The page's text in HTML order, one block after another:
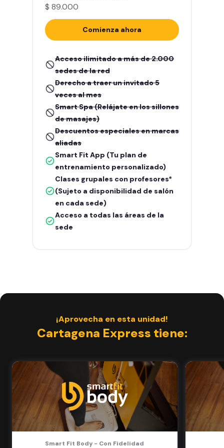
$ 89.000
Comienza ahora
Acceso ilimitado a más de 2.000
sedes de la red
Derecho a traer un invitado 5
veces al mes
Smart Spa (Relájate en los sillones
de masajes)
Descuentos especiales en marcas
aliadas
Smart Fit App (Tu plan de
entrenamiento personalizado)
Clases grupales con profesores*
(Sujeto a disponibilidad de salón
en cada sede)
Acceso a todas las áreas de la
sede
¡Aprovecha en esta unidad!
Cartagena Express tiene:
Smart Fit Body - Con Fidelidad